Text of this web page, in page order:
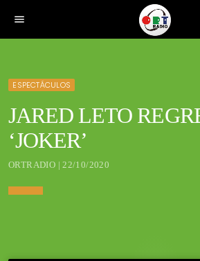
menu
ESPECTÁCULOS
JARED LETO
‘JOKER’
ORTRADIO | 22/10/2020